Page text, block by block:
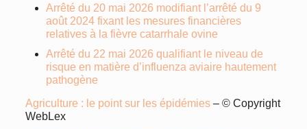
Arrêté du 20 mai 2026 modifiant l’arrêté du 9
août 2024 fixant les mesures financières
relatives à la fièvre catarrhale ovine
Arrêté du 22 mai 2026 qualifiant le niveau de
risque en matière d’influenza aviaire hautement
pathogène
Agriculture : le point sur les épidémies– © Copyright
WebLex